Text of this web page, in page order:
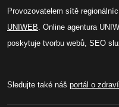
Provozovatelem sítě
UNIWEB. Online agentura
poskytuje tvorbu webů, SEO
Sledujte také náš portál o zdraví